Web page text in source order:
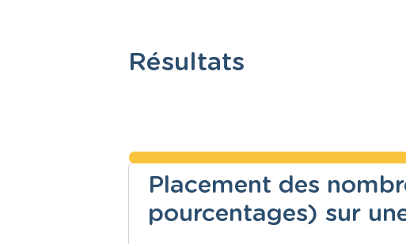
Résultats
Placement des
pourcentages) sur